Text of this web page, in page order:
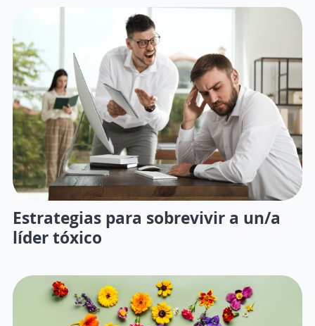
Estrategias para sobrevivir a un/a
líder tóxico